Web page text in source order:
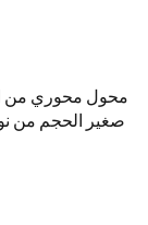
محول محوري من